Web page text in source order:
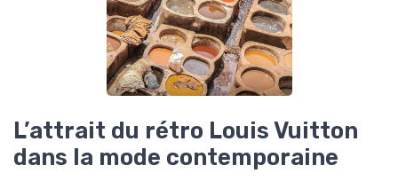
L’attrait du rétro Louis Vuitton
dans la mode contemporaine